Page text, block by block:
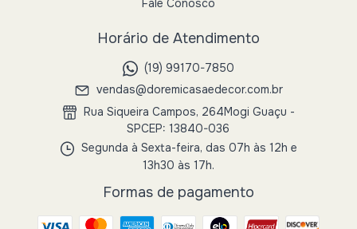
Fale Conosco
Horário de Atendimento
(19) 99170-7850
vendas@doremicasaedecor.com.br
Rua Siqueira Campos, 264Mogi Guaçu -
SPCEP: 13840-036
Segunda à Sexta-feira, das 07h às 12h e
13h30 às 17h.
Formas de pagamento